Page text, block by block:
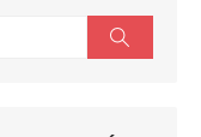
kiếm